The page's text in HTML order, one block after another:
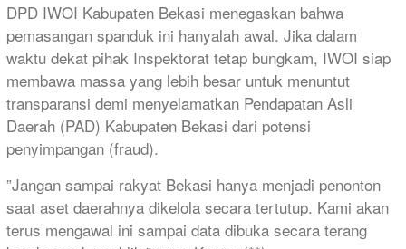
​DPD IWOI Kabupaten Bekasi menegaskan bahwa
pemasangan spanduk ini hanyalah awal. Jika dalam
waktu dekat pihak Inspektorat tetap bungkam, IWOI siap
membawa massa yang lebih besar untuk menuntut
transparansi demi menyelamatkan Pendapatan Asli
Daerah (PAD) Kabupaten Bekasi dari potensi
penyimpangan (fraud).
​”Jangan sampai rakyat Bekasi hanya menjadi penonton
saat aset daerahnya dikelola secara tertutup. Kami akan
terus mengawal ini sampai data dibuka secara terang